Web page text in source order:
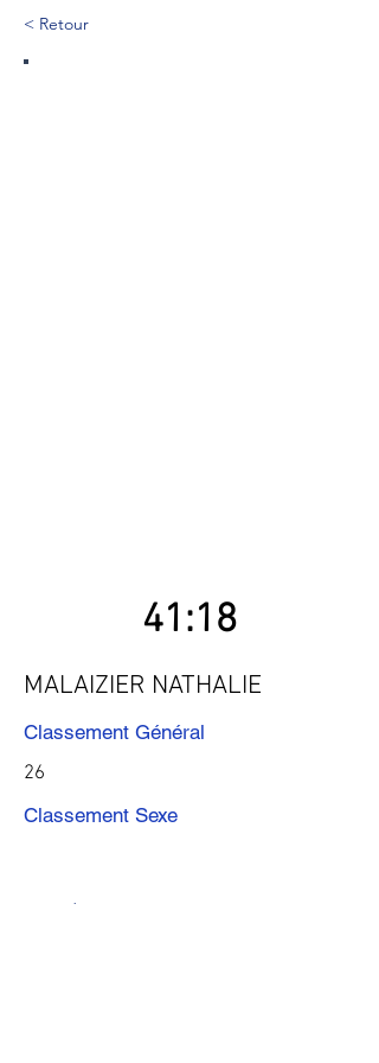
< Retour
41:18
MALAIZIER NATHALIE
Classement Général
26
Classement Sexe
Précédent